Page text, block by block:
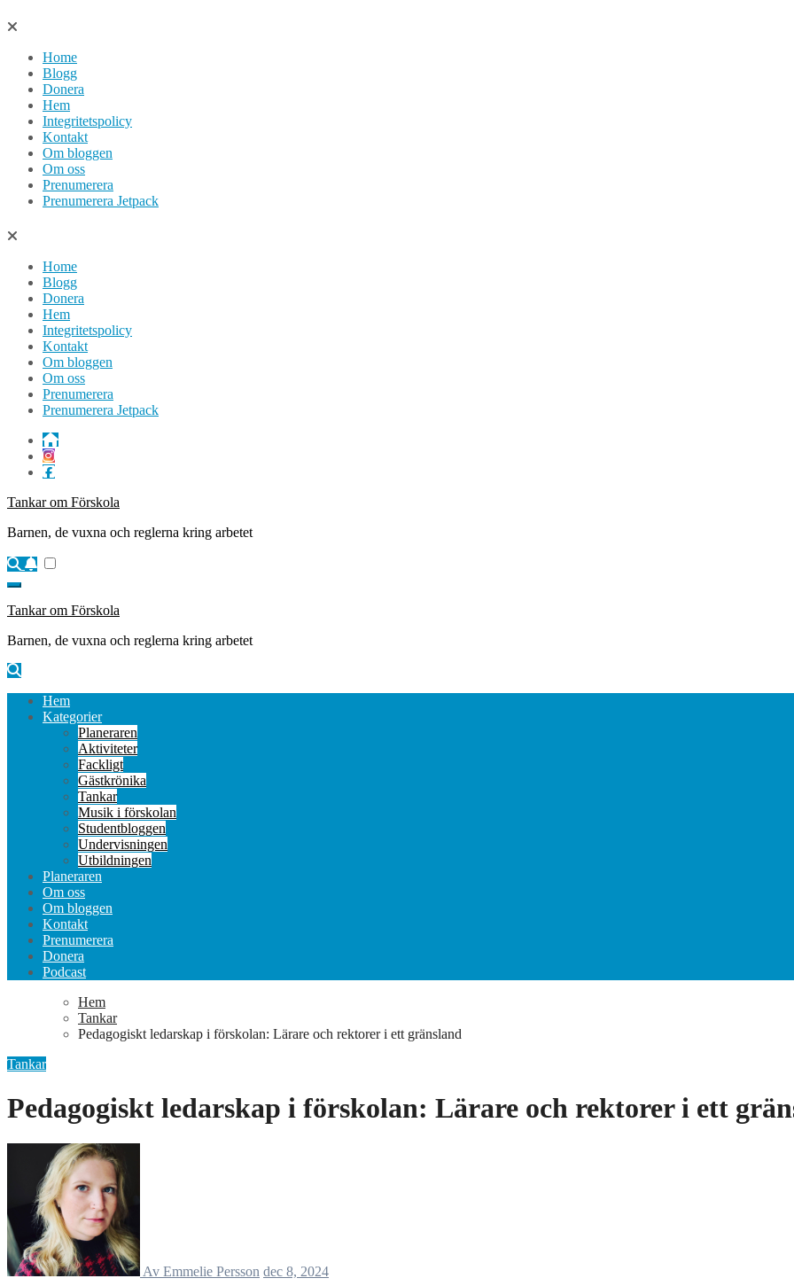
Hoppa
innehållHome
Blogg
Donera
Hem
Integritetspolicy
Kontakt
Om bloggen
Om oss
Prenumerera
Prenumerera Jetpack
Home
Blogg
Donera
Hem
Integritetspolicy
Kontakt
Om bloggen
Om oss
Prenumerera
Prenumerera Jetpack
Tankar om Förskola
Barnen, de vuxna och reglerna kring arbetet
Tankar om Förskola
Barnen, de vuxna och reglerna kring arbetet
Hem
Kategorier
Planeraren
Aktiviteter
Fackligt
Gästkrönika
Tankar
Musik i förskolan
Studentbloggen
Undervisningen
Utbildningen
Planeraren
Om oss
Om bloggen
Kontakt
Prenumerera
Donera
Podcast
Hem
Tankar
Pedagogiskt ledarskap i förskolan: Lärare och rektorer i ett gränsland
Tankar
Pedagogiskt ledarskap i förskolan: Lärare och rektorer i ett
Av Emmelie Persson dec 8, 2024